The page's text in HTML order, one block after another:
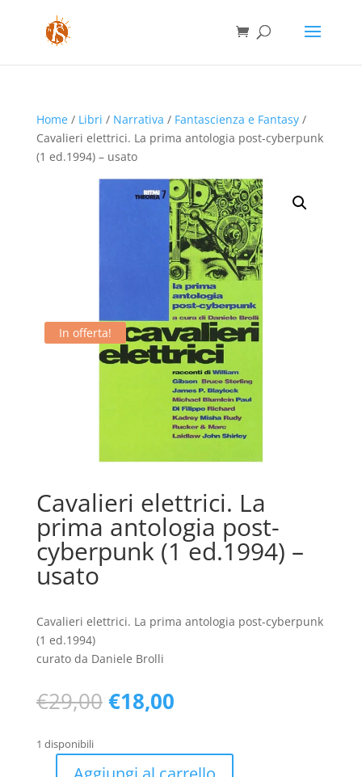
Home/ Libri / Narrativa / Fantascienza e Fantasy/
Cavalieri elettrici. La prima antologia post-cyberpunk
(1 ed.1994) – usato
In offerta!
Cavalieri elettrici. La
prima antologia post-
cyberpunk (1 ed.1994) –
usato
Cavalieri elettrici. La prima antologia post-cyberpunk
(1 ed.1994)
curato da Daniele Brolli
€29,00 Il
prezzo
era:
€18,00Il
è:
1 disponibili